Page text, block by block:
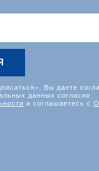
Вы даете
данных согласно
и соглашаетесь с